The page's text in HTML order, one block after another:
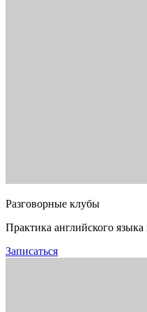
Разговорные клубы
Практика английского
Записаться